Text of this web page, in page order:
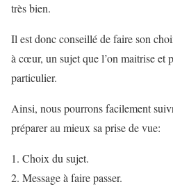
très bien.
Il est donc conseillé de faire son
à cœur, un sujet que l’on maitrise et
particulier.
Ainsi, nous pourrons facilement
préparer au mieux sa prise de vue:
Choix du sujet.
Message à faire passer.